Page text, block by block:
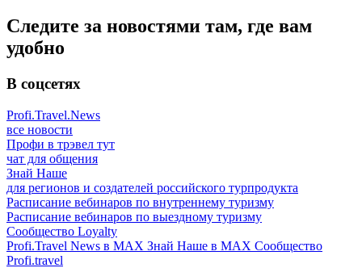
Следите за новостями там, где вам
удобно
В соцсетях
Profi.Travel.News
все новости
Профи в трэвел тут
чат для общения
Знай Наше
для регионов и создателей российского турпродукта
Расписание вебинаров по внутреннему туризму
Расписание вебинаров по выездному туризму
Сообщество Loyalty
Profi.Travel News в MAX Знай Наше в MAX Сообщество
Profi.travel